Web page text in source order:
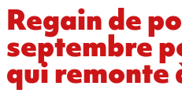
Regain de
septembre
qui remonte